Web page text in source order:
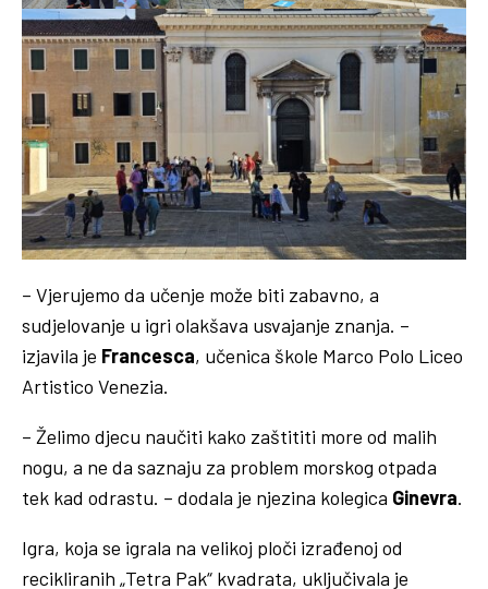
– Vjerujemo da učenje može biti zabavno, a
sudjelovanje u igri olakšava usvajanje znanja. –
izjavila je Francesca, učenica škole Marco Polo Liceo
Artistico Venezia.
– Želimo djecu naučiti kako zaštititi more od malih
nogu, a ne da saznaju za problem morskog otpada
tek kad odrastu. – dodala je njezina kolegica Ginevra.
Igra, koja se igrala na velikoj ploči izrađenoj od
recikliranih „Tetra Pak“ kvadrata, uključivala je